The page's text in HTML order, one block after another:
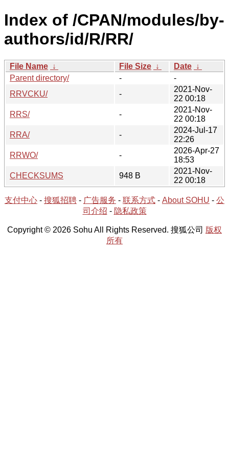
Index of /CPAN/modules/by-
authors/id/R/RR/
File Name ↓ File Size ↓ Date ↓
Parent directory/
-
-
RRVCKU/
-
2021-Nov-
22 00:18
RRS/
-
2021-Nov-
22 00:18
RRA/
-
2024-Jul-17
22:26
RRWO/
-
2026-Apr-27
18:53
CHECKSUMS
948 B
2021-Nov-
22 00:18
支付中心 - 搜狐招聘 - 广告服务 - 联系方式 - About SOHU - 公
司介绍 - 隐私政策
Copyright © 2026 Sohu All Rights Reserved. 搜狐公司 版权
所有